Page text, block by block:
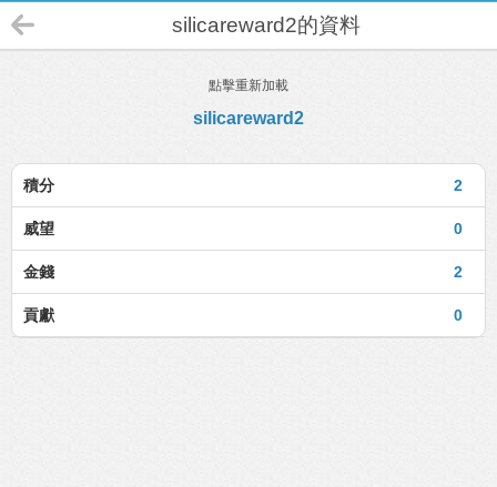
silicareward2的資料
點擊重新加載
silicareward2
2
積分
0
威望
2
金錢
0
貢獻